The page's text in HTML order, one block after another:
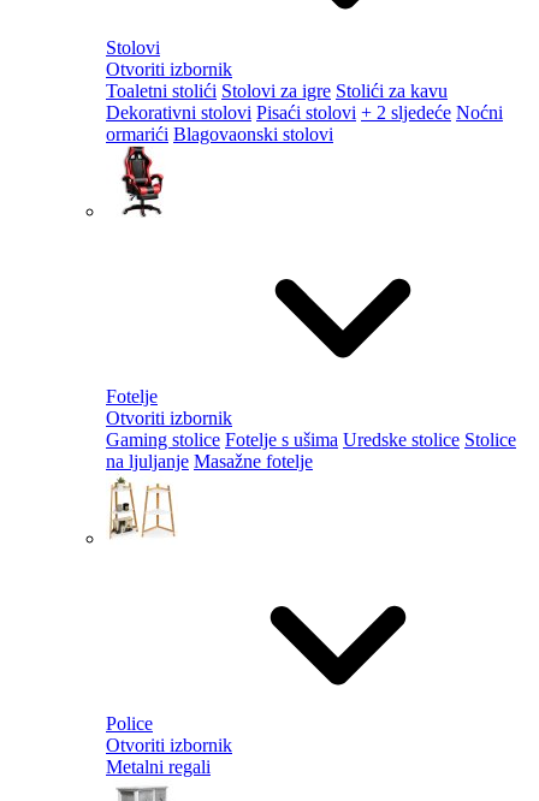
Stolovi
Otvoriti izbornik
Toaletni stolići Stolovi za igre Stolići za kavu
Dekorativni stolovi Pisaći stolovi + 2 sljedeće Noćni
ormarići Blagovaonski stolovi
Fotelje
Otvoriti izbornik
Gaming stolice Fotelje s ušima Uredske stolice Stolice
na ljuljanje Masažne fotelje
Police
Otvoriti izbornik
Metalni regali